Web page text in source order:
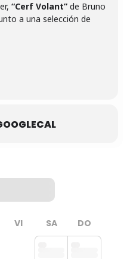
VI SA DO
“Cerf Volant” de Bruno
a una selección de